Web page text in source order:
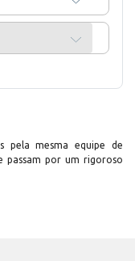
pela mesma equipe de
passam por um rigoroso